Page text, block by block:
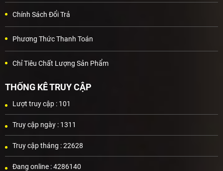
Chính Sách Đổi Trả
Phương Thức Thanh Toán
Chỉ Tiêu Chất Lượng Sản Phẩm
THỐNG KÊ TRUY CẬP
Lượt truy cập : 101
Truy cập ngày : 1311
Truy cập tháng :22628
Đang online :4286140